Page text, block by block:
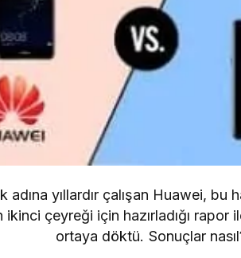
adına yıllardır çalışan Huawei,
ikinci çeyreği için hazırladığı
ortaya döktü. Sonuçlar